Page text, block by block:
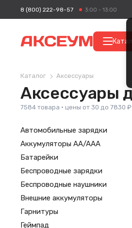
8 (800) 222-98-57 3:00 - 13:00
Каталог Аксессуары
Аксессуары
7584 товара · цены от 30 до 7830 ₽
Автомобильные зарядки
Аккумуляторы AA/AAA
Батарейки
Беспроводные зарядки
Беспроводные наушники
Внешние аккумуляторы
Гарнитуры
Геймпад